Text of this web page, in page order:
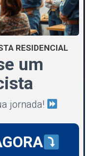
RESIDENCIAL
um
jornada!